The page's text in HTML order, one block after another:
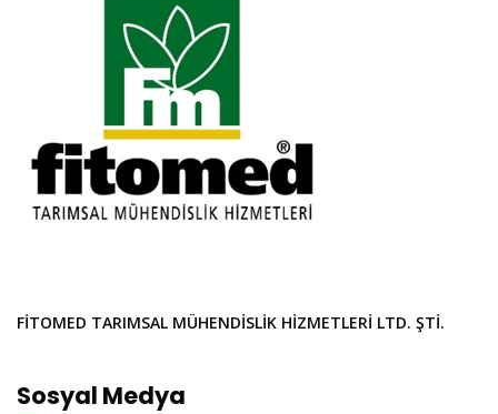
FİTOMED TARIMSAL MÜHENDİSLİK HİZMETLERİ LTD. ŞTİ.
Sosyal Medya